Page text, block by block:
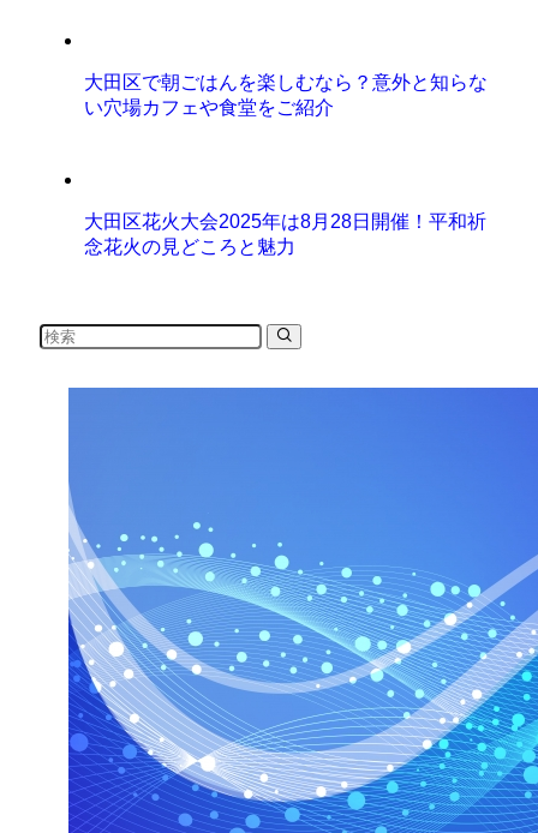
大田区で朝ごはんを楽しむなら？意外と知らな
い穴場カフェや食堂をご紹介
大田区花火大会2025年は8月28日開催！平和祈
念花火の見どころと魅力